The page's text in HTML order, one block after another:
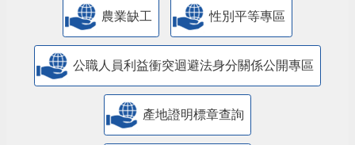
農業缺工 性別平等專區
公職人員利益衝突迴避法身分關係公開專區
產地證明標章查詢